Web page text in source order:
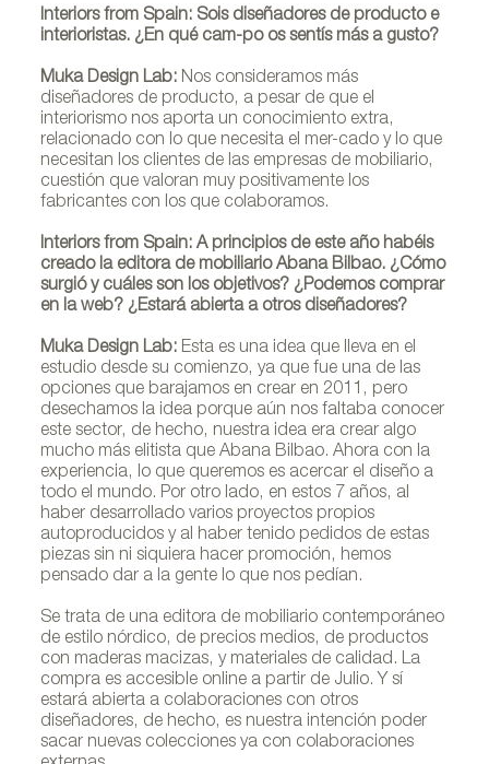
Interiors from Spain: Sois diseñadores de producto e
interioristas. ¿En qué cam-po os sentís más a gusto?
Muka Design Lab: Nos consideramos más
diseñadores de producto, a pesar de que el
interiorismo nos aporta un conocimiento extra,
relacionado con lo que necesita el mer-cado y lo que
necesitan los clientes de las empresas de mobiliario,
cuestión que valoran muy positivamente los
fabricantes con los que colaboramos.
Interiors from Spain: A principios de este año habéis
creado la editora de mobiliario Abana Bilbao. ¿Cómo
surgió y cuáles son los objetivos? ¿Podemos comprar
en la web? ¿Estará abierta a otros diseñadores?
Muka Design Lab: Esta es una idea que lleva en el
estudio desde su comienzo, ya que fue una de las
opciones que barajamos en crear en 2011, pero
desechamos la idea porque aún nos faltaba conocer
este sector, de hecho, nuestra idea era crear algo
mucho más elitista que Abana Bilbao. Ahora con la
experiencia, lo que queremos es acercar el diseño a
todo el mundo. Por otro lado, en estos 7 años, al
haber desarrollado varios proyectos propios
autoproducidos y al haber tenido pedidos de estas
piezas sin ni siquiera hacer promoción, hemos
pensado dar a la gente lo que nos pedían.
Se trata de una editora de mobiliario contemporáneo
de estilo nórdico, de precios medios, de productos
con maderas macizas, y materiales de calidad. La
compra es accesible online a partir de Julio. Y sí
estará abierta a colaboraciones con otros
diseñadores, de hecho, es nuestra intención poder
sacar nuevas colecciones ya con colaboraciones